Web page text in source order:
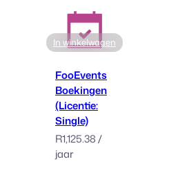
In winkelwagen
FooEvents
Boekingen
(Licentie:
Single)
R1,125.38/
jaar